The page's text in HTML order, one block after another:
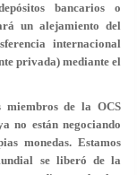
bancarios o
un alejamiento del
internacional
privada) mediante el
de la OCS
no están negociando
monedas. Estamos
se liberó de la